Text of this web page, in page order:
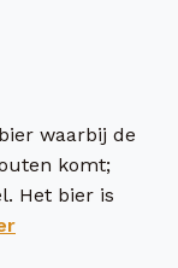
waarbij de
komt;
Het bier is